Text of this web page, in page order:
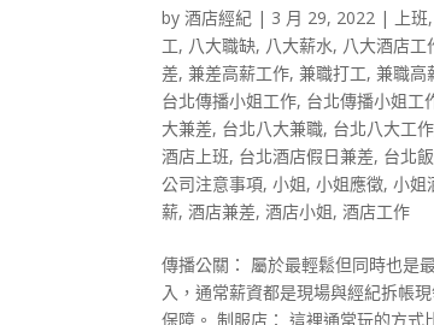
by酒店經紀 | 3 月 29, 2022 | 上班
工, 八大職缺, 八大薪水, 八大酒店工
差,兼差高薪工作,兼職打工,兼職高
台北傳播小姐工作, 台北傳播小姐工
大兼差, 台北八大兼職, 台北八大工作
酒店上班, 台北酒店假日兼差, 台北
公司注意事項,小姐,小姐應徵,小姐
薪,酒店兼差,酒店小姐,酒店工作
傳播公關： 屬於最輕鬆但同時也是
入，通常薪資都是現場與經紀拆帳
保障。 制服店： 這裡通常玩的方式